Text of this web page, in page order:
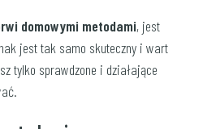
domowymi metodami, jest
jest tak samo skuteczny i wart
tylko sprawdzone i działające